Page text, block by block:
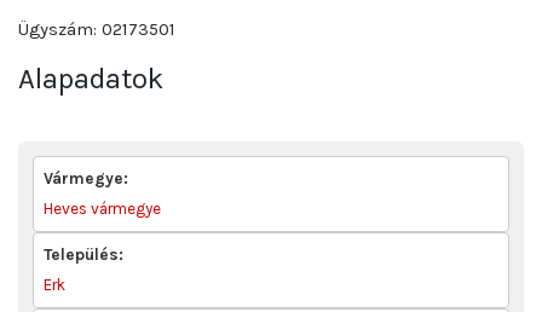
Ügyszám: 02173501
Alapadatok
Vármegye:
Heves vármegye
Település:
Erk